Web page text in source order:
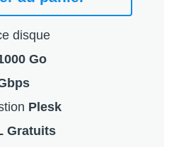
disque
Go
Plesk
Gratuits